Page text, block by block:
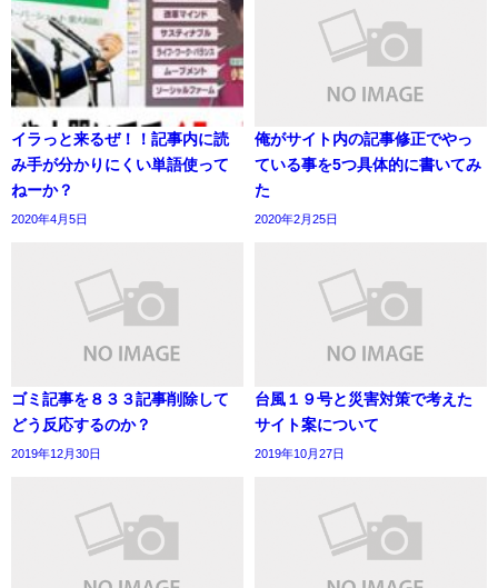
イラっと来るぜ！！記事内に読
み手が分かりにくい単語使って
ねーか？
2020年4月5日
俺がサイト内の記事修正でやっ
ている事を5つ具体的に書いてみ
た
2020年2月25日
ゴミ記事を８３３記事削除して
どう反応するのか？
2019年12月30日
台風１９号と災害対策で考えた
サイト案について
2019年10月27日